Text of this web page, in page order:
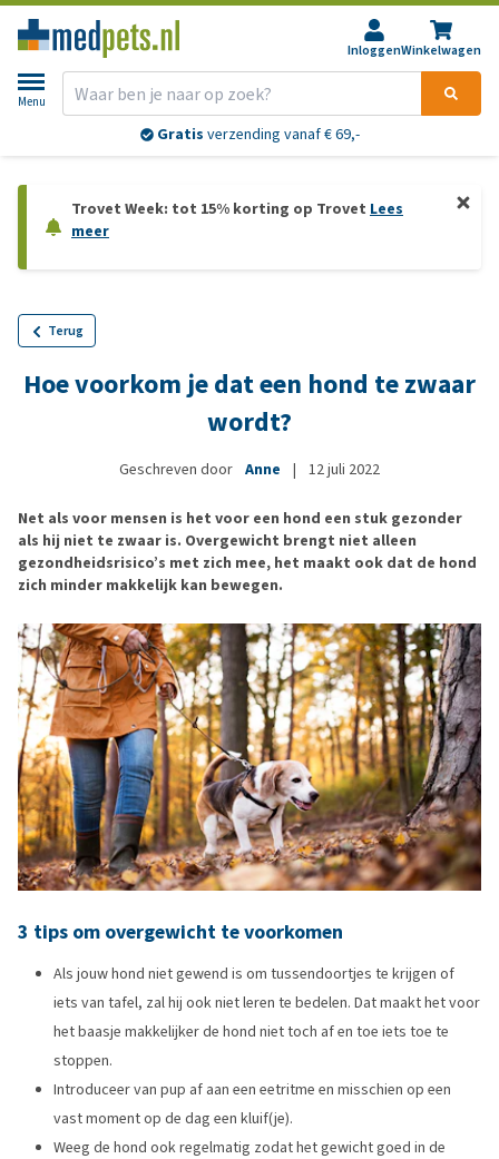
InloggenWinkelwagen
Menu
Gratis verzending vanaf € 69,-
Trovet Week: tot 15% korting op Trovet Lees
meer
Terug
Hoe voorkom je dat een hond te zwaar
wordt?
Geschreven door Anne | 12 juli 2022
Net als voor mensen is het voor een hond een stuk gezonder
als hij niet te zwaar is. Overgewicht brengt niet alleen
gezondheidsrisico’s met zich mee, het maakt ook dat de hond
zich minder makkelijk kan bewegen.
3 tips om overgewicht te voorkomen
Als jouw hond niet gewend is om tussendoortjes te krijgen of
iets van tafel, zal hij ook niet leren te bedelen. Dat maakt het voor
het baasje makkelijker de hond niet toch af en toe iets toe te
stoppen.
Introduceer van pup af aan een eetritme en misschien op een
vast moment op de dag een kluif(je).
Weeg de hond ook regelmatig zodat het gewicht goed in de